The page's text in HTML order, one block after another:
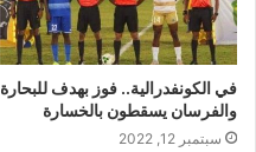
في الكونفدرالية.. فوز بهدف للبحارة
والفرسان يسقطون بالخسارة
سبتمبر 12, 2022